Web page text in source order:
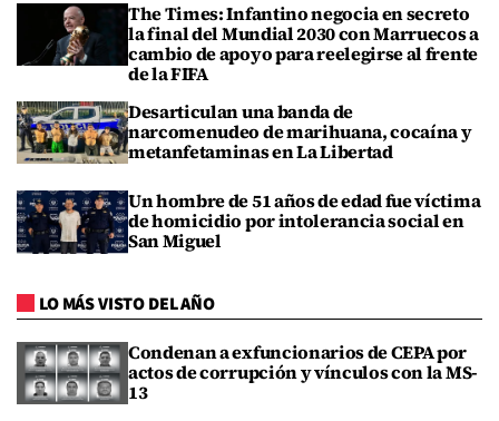
The Times: Infantino negocia en secreto
la final del Mundial 2030 con Marruecos a
cambio de apoyo para reelegirse al frente
de la FIFA
Desarticulan una banda de
narcomenudeo de marihuana, cocaína y
metanfetaminas en La Libertad
Un hombre de 51 años de edad fue víctima
de homicidio por intolerancia social en
San Miguel
LO MÁS VISTO DEL AÑO
Condenan a exfuncionarios de CEPA por
actos de corrupción y vínculos con la MS-
13